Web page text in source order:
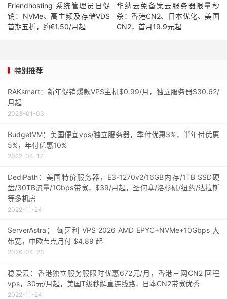
Friendhosting 系统管理员日促
销：NVMe、高主频及存储VDS
首期五折，约€1.50/月起
华纳云免备案云服务器限量秒
杀：香港CN2、日本优化、美国
CN2，首月19.9元起
特别推荐
RAKsmart：新年促销爆款VPS主机$0.99/月，独立服务器$30.62/
月起
2023-01-03
BudgetVM：美国便宜vps/独立服务器，季付优惠3%，半年付优惠
5%，年付优惠10%
2022-04-17
DediPath：美国特价服务器，E3-1270v2/16GB内存/1TB SSD硬
盘/30TB流量/1Gbps带宽，$39/月起，圣何塞/洛杉矶/纽约/达拉斯
等多机房
2022-11-24
ServerAstra： 匈牙利 VPS 2026 AMD EPYC+NVMe+10Gbps 大
带宽，中欧节点月付 $4.89 起
2026-04-23
稳爱云：香港独立服务服限时优惠672元/月，香港三网CN2 回程
vps，30元/月起，美国T级秒解直连线路，日本CN2带宽优秀
2022-11-24